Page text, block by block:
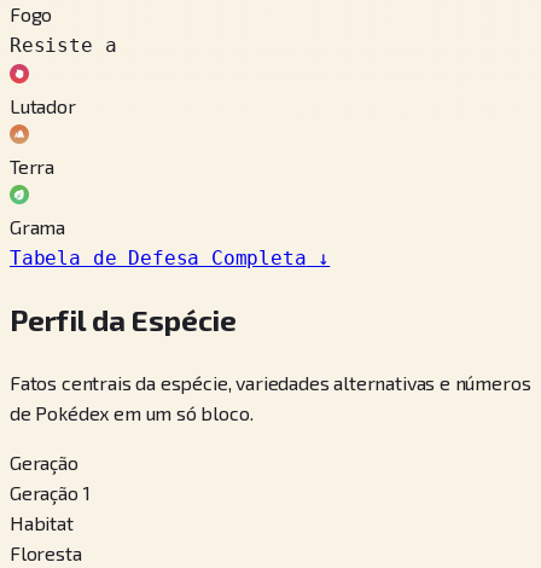
Fogo
Resiste a
Lutador
Terra
Grama
Tabela de Defesa Completa ↓
Perfil da Espécie
Fatos centrais da espécie, variedades alternativas e números
de Pokédex em um só bloco.
Geração
Geração 1
Habitat
Floresta